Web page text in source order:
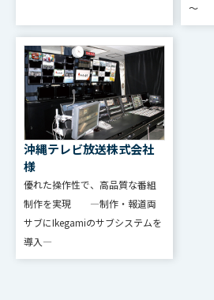
～
沖縄テレビ放送株式会社
様
優れた操作性で、高品質な番組
制作を実現 ―制作・報道両
サブにIkegamiのサブシステムを
導入―